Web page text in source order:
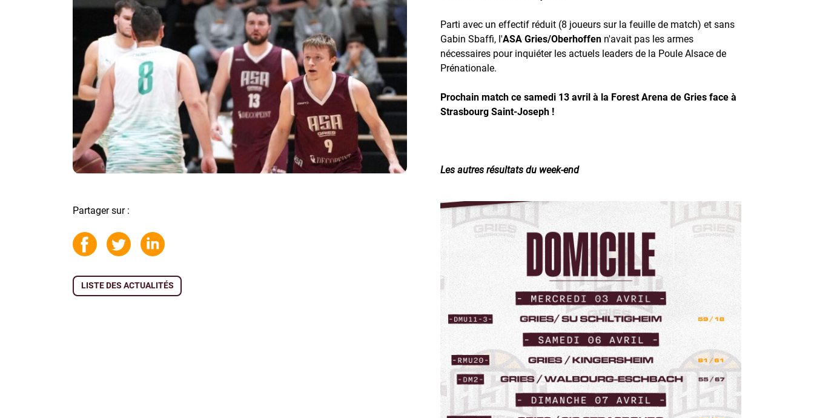
Partager sur :
LISTE DES ACTUALITÉS
Parti avec un effectif réduit (8 joueurs sur la feuille de match) et sans
Gabin Sbaffi, l'ASA Gries/Oberhoffen n'avait pas les armes
nécessaires pour inquiéter les actuels leaders de la Poule Alsace de
Prénationale.
Prochain match ce samedi 13 avril à la Forest Arena de Gries face à
Strasbourg Saint-Joseph !
Les autres résultats du week-end